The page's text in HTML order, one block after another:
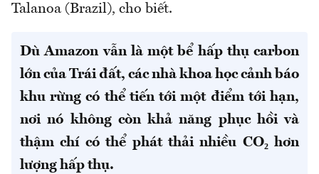
Talanoa (Brazil), cho biết.
Dù Amazon vẫn là một bể hấp thụ carbon
lớn của Trái đất, các nhà khoa học cảnh báo
khu rừng có thể tiến tới một điểm tới hạn,
nơi nó không còn khả năng phục hồi và
thậm chí có thể phát thải nhiều CO₂ hơn
lượng hấp thụ.